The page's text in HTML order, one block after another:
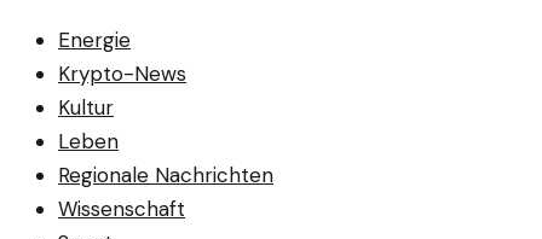
Energie
Krypto-News
Kultur
Leben
Regionale Nachrichten
Wissenschaft